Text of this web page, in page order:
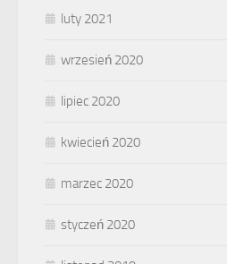
luty 2021
wrzesień 2020
lipiec 2020
kwiecień 2020
marzec 2020
styczeń 2020